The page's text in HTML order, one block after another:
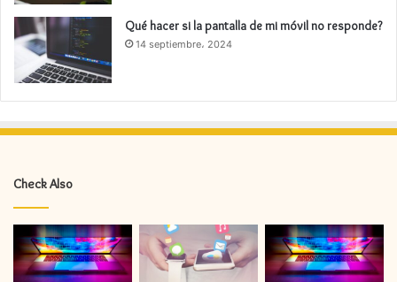
Qué hacer si la pantalla de mi móvil no responde?
14 septiembre، 2024
Check Also